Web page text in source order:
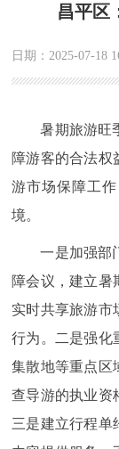
昌平区
日期：2025-07-18
暑期旅游旺
障游客的合法权
游市场保障工
境。
一是加强部
障会议，建立暑
实时共享旅游市
行为。二是强化
集散地等重点区
查导游的执业资
三是建立行程单